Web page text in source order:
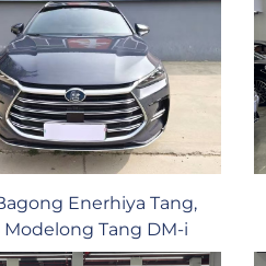
Enerhiya Tang,
Modelong Tang DM-i